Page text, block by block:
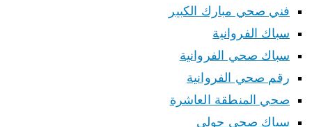
فني صحي مبارك الكبير
سباك الفروانية
سباك صحي الفروانية
رقم صحي الفروانية
صحي المنطقة العاشرة
سباك صحي حولي